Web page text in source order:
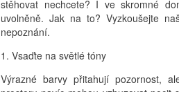
stěhovat nechcete? I ve skromné
uvolněně. Jak na to? Vyzkoušejte
nepoznání.
1. Vsaďte na světlé tóny
Výrazné barvy přitahují pozornost,